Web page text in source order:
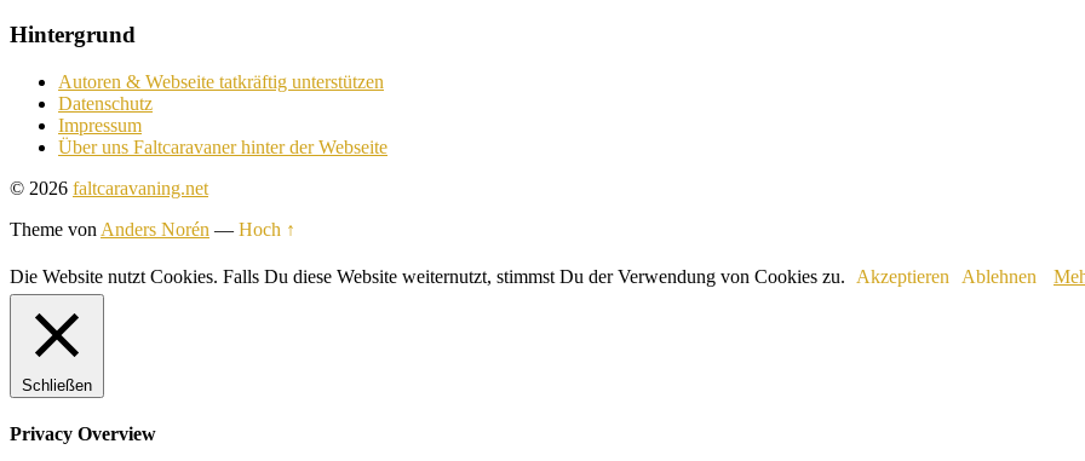
Hintergrund
Autoren & Webseite tatkräftig unterstützen
Datenschutz
Impressum
Über uns Faltcaravaner hinter der Webseite
© 2026 faltcaravaning.net
Theme von Anders Norén — Hoch ↑
Die Website nutzt Cookies. Falls Du diese Website weiternutzt, stimmst Du der Verwendung von Cookies zu. Akzeptieren Ablehnen
Schließen
Privacy Overview